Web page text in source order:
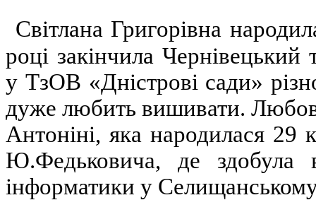
Світлана Григорівна
році закінчила
у ТзОВ «Дністрові сади»
дуже любить вишивати.
Антоніні, яка народилася 29
Ю.Федьковича, де здобула
інформатики у